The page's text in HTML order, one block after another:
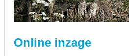
Online inzage